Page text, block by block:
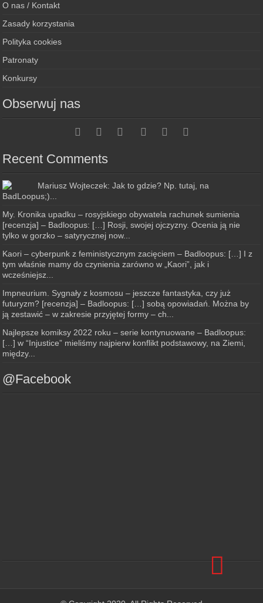
O nas / Kontakt
Zasady korzystania
Polityka cookies
Patronaty
Konkursy
Obserwuj nas
Recent Comments
Mariusz Wojteczek: Jak to gdzie? Np. tutaj, na
BadLoopus;)...
My. Kronika upadku – rosyjskiego obywatela rachunek sumienia
[recenzja] – Badloopus: […] Rosji, swojej ojczyzny. Ocenia ją nie
tylko w gorzko – satyrycznej now...
Kaori – cyberpunk z feministycznym zacięciem – Badloopus: […] I z
tym właśnie mamy do czynienia zarówno w „Kaori”, jak i
wcześniejsz...
Impneurium. Sygnały z kosmosu – jeszcze fantastyka, czy już
futuryzm? [recenzja] – Badloopus: […] sobą opowiadań. Można by
ją zestawić – w zakresie przyjętej formy – ch...
Najlepsze komiksy 2022 roku – serie kontynuowane – Badloopus:
[…] w “Injustice” mieliśmy najpierw konflikt podstawowy, na Ziemi,
między...
@Facebook